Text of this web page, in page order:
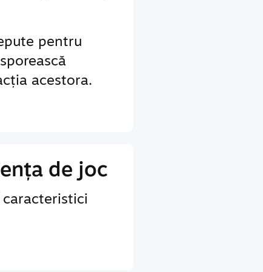
pentru
acestora.
de joc